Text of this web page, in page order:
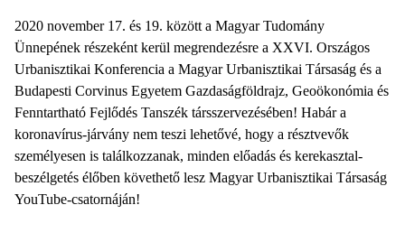
2020 november 17. és 19. között a Magyar Tudomány
Ünnepének részeként kerül megrendezésre a XXVI. Országos
Urbanisztikai Konferencia a Magyar Urbanisztikai Társaság és a
Budapesti Corvinus Egyetem Gazdaságföldrajz, Geoökonómia és
Fenntartható Fejlődés Tanszék társszervezésében! Habár a
koronavírus-járvány nem teszi lehetővé, hogy a résztvevők
személyesen is találkozzanak, minden előadás és kerekasztal-
beszélgetés élőben követhető lesz Magyar Urbanisztikai Társaság
YouTube-csatornáján!